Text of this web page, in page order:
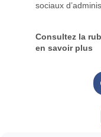
sociaux
Consultez la
en savoir plus